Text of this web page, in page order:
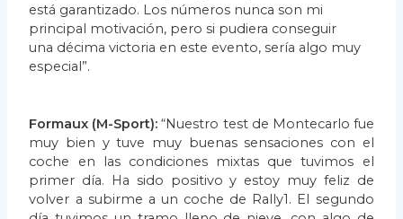
está garantizado. Los números nunca son mi
principal motivación, pero si pudiera conseguir
una décima victoria en este evento, sería algo muy
especial”.
Formaux (M-Sport): “Nuestro test de Montecarlo fue
muy bien y tuve muy buenas sensaciones con el
coche en las condiciones mixtas que tuvimos el
primer día. Ha sido positivo y estoy muy feliz de
volver a subirme a un coche de Rally1. El segundo